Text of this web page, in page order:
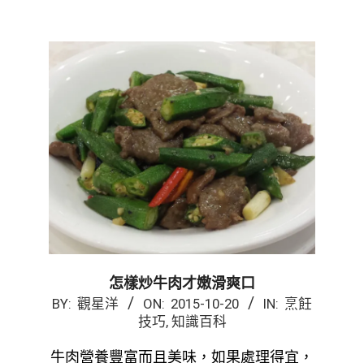
怎樣炒牛肉才嫩滑爽口
2015-
20
BY: 觀星洋 ON: 2015-10-20 IN: 烹飪
技巧, 知識百科
牛肉營養豐富而且美味，如果處理得宜，